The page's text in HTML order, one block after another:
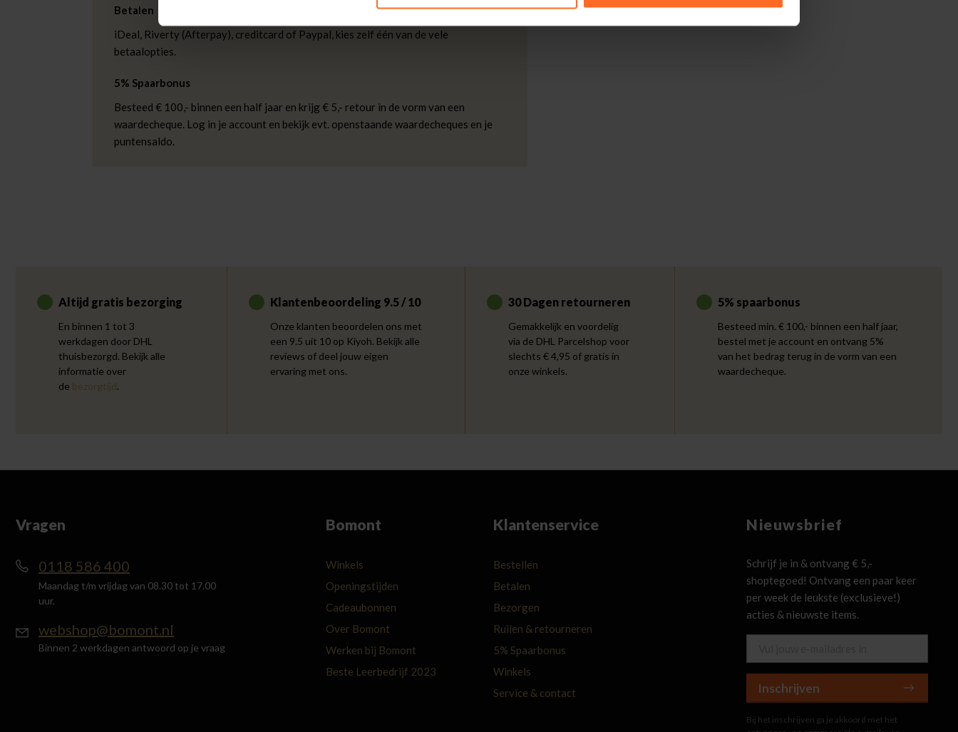
Betalen
iDeal, Riverty (Afterpay), creditcard of Paypal, kies zelf één van de vele
betaalopties.
5% Spaarbonus
Besteed € 100,- binnen een half jaar en krijg € 5,- retour in de vorm van een
waardecheque. Log in je account en bekijk evt. openstaande waardecheques en je
puntensaldo.
Altijd gratis bezorging
En binnen 1 tot 3
werkdagen door DHL
thuisbezorgd. Bekijk alle
informatie over
de bezorgtijd.
Klantenbeoordeling 9.5 / 10
Onze klanten beoordelen ons met
een 9.5 uit 10 op Kiyoh. Bekijk alle
reviews of deel jouw eigen
ervaring met ons.
30 Dagen retourneren
Gemakkelijk en voordelig
via de DHL Parcelshop voor
slechts € 4,95 of gratis in
onze winkels.
5% spaarbonus
Besteed min. € 100,- binnen een half jaar,
bestel met je account en ontvang 5%
van het bedrag terug in de vorm van een
waardecheque.
Vragen
0118 586 400
Maandag t/m vrijdag van 08.30 tot 17.00
uur.
webshop@bomont.nl
Binnen 2 werkdagen antwoord op je vraag
Bomont
Winkels
Openingstijden
Cadeaubonnen
Over Bomont
Werken bij Bomont
Beste Leerbedrijf 2023
Klantenservice
Bestellen
Betalen
Bezorgen
Ruilen & retourneren
5% Spaarbonus
Winkels
Service & contact
Nieuwsbrief
Schrijf je in & ontvang € 5,-
shoptegoed! Ontvang een paar keer
per week de leukste (exclusieve!)
acties & nieuwste items.
Inschrijven
Bij het inschrijven ga je akkoord met het